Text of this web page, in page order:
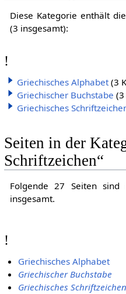
Diese Kategorie enthält
(3 insgesamt):
!
Griechisches Alphabet (3
Griechischer Buchstabe (3
Griechisches
Seiten in der
Schriftzeichen“
Folgende 27 Seiten
insgesamt.
!
Griechisches Alphabet
Griechischer Buchstabe
Griechisches Schriftzeichen